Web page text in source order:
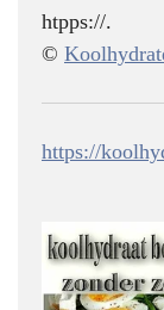
htpps://.
©
https://